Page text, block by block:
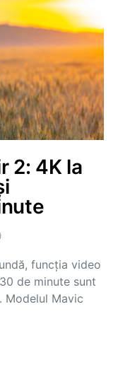
2: 4K la
funcția video
de minute sunt
Modelul Mavic